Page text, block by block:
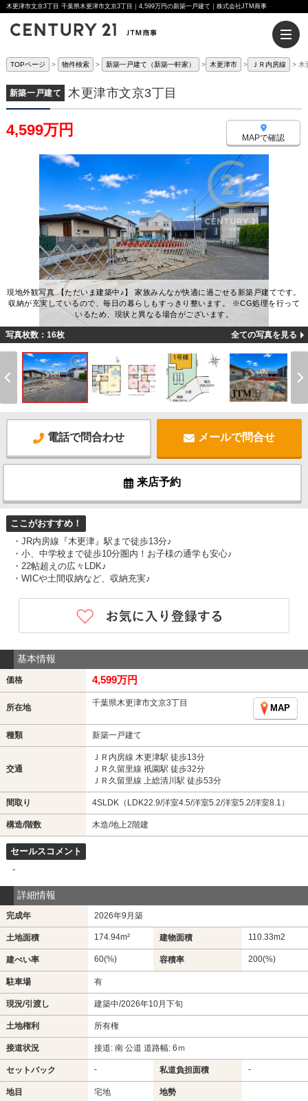
木更津市文京3丁目 千葉県木更津市文京3丁目｜4,599万円の新築一戸建て｜株式会社JTM商事
TOPページ 物件検索 新築一戸建て（新築一軒家） 木更津市 ＪＲ内房線 木
新築一戸建て 木更津市文京3丁目
4,599万円 MAPで確認
現地外観写真 【ただいま建築中♪】 家族みんなが快適に過ごせる新築戸建てです。
収納が充実しているので、毎日の暮らしもすっきり整います。 ※CG処理を行って
いるため、現状と異なる場合がございます。
写真枚数：16枚 全ての写真を見る
電話で問合わせ メールで問合せ
来店予約
ここがおすすめ！
・JR内房線『木更津』駅まで徒歩13分♪
・小、中学校まで徒歩10分圏内！お子様の通学も安心♪
・22帖超えの広々LDK♪
・WICや土間収納など、収納充実♪
基本情報
価格 4,599万円
所在地 千葉県木更津市文京3丁目
MAP
種類 新築一戸建て
交通
ＪＲ内房線 木更津駅 徒歩13分
ＪＲ久留里線 祇園駅 徒歩32分
ＪＲ久留里線 上総清川駅 徒歩53分
間取り 4SLDK（LDK22.9/洋室4.5/洋室5.2/洋室5.2/洋室8.1）
構造/階数 木造/地上2階建
セールスコメント
-
詳細情報
完成年 2026年9月築
土地面積 174.94m² 建物面積 110.33m2
建ぺい率 60(%) 容積率 200(%)
駐車場 有
現況/引渡し 建築中/2026年10月下旬
土地権利 所有権
接道状況 接道: 南 公道 道路幅: 6ｍ
セットバック - 私道負担面積 -
地目 宅地 地勢